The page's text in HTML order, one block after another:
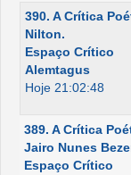
390. A Crítica
Nilton.
Espaço Crítico
Alemtagus
Hoje 21:02:48
389. A Crítica
Jairo Nunes
Espaço Crítico